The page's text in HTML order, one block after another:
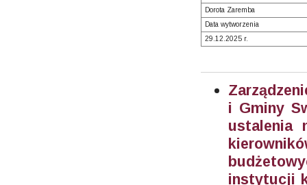
Dorota Zaremba
Data wytworzenia
29.12.2025 r.
i Gminy
ustalenia
instytucji